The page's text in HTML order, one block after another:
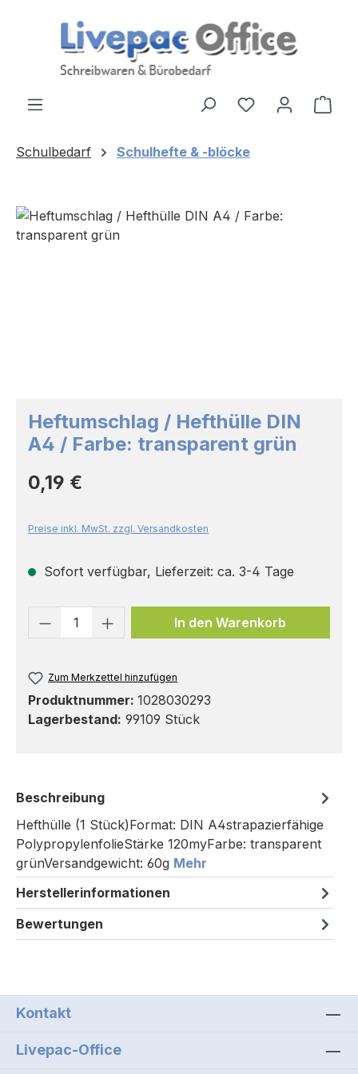
Zum Hauptinhalt springen
Schulbedarf Schulhefte & -blöcke
Bildergalerie überspringen
Heftumschlag / Hefthülle DIN
A4 / Farbe: transparent grün
Regulärer Preis:
0,19 €
Preise inkl. MwSt. zzgl. Versandkosten
Sofort verfügbar, Lieferzeit: ca. 3-4 Tage
Produkt Anzahl: Gib den
In den Warenkorb
Zum Merkzettel hinzufügen
Produktnummer: 1028030293
Lagerbestand: 99109 Stück
Beschreibung
Hefthülle (1 Stück)Format: DIN A4strapazierfähige
PolypropylenfolieStärke 120myFarbe: transparent
grünVersandgewicht: 60g Mehr
Herstellerinformationen
Bewertungen
Kontakt
Livepac-Office